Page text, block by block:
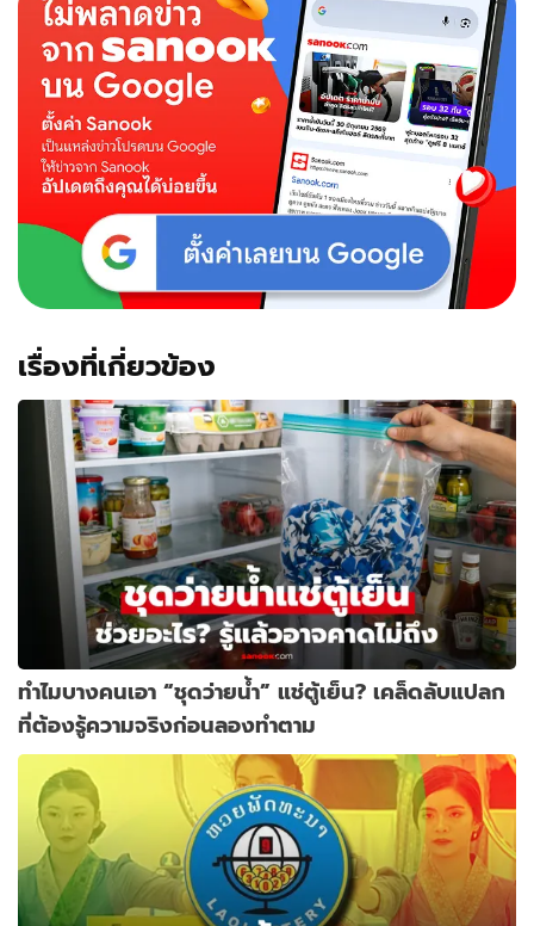
เรื่องที่เกี่ยวข้อง
ทำไมบางคนเอา “ชุดว่ายน้ำ” แช่ตู้เย็น? เคล็ดลับแปลก
ที่ต้องรู้ความจริงก่อนลองทำตาม